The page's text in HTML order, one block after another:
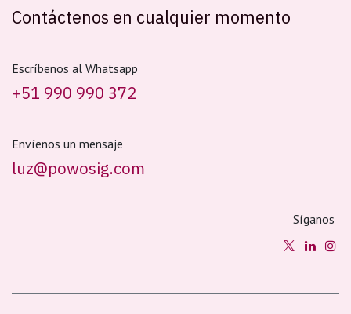
Contáctenos en cualquier momento
Escríbenos al Whatsapp
+51 990 990 372
Envíenos un mensaje
luz@powosig.com
Síganos